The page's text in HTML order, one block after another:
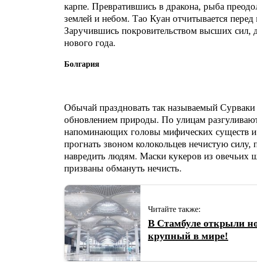
карпе. Превратившись в дракона, рыба
землей и небом. Тао Куан отчитывается
Заручившись покровительством высших сил,
нового года.
Болгария
Обычай праздновать так называемый
обновлением природы. По улицам
напоминающих головы мифических существ
прогнать звоном колокольцев нечистую
навредить людям. Маски кукеров из овечьих
призваны обмануть нечисть.
Читайте также:
В Стамбуле открыли
крупный в мире!